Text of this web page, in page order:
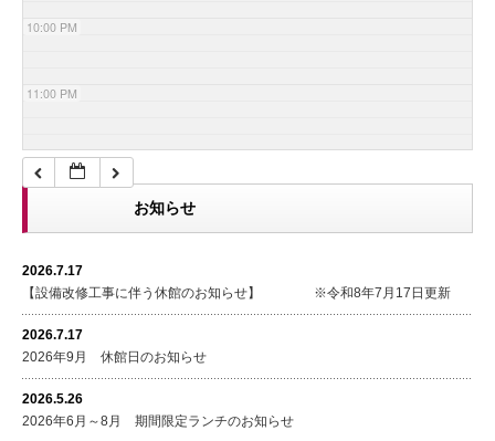
10:00 PM
11:00 PM
お知らせ
2026.7.17
【設備改修工事に伴う休館のお知らせ】 ※令和8年7月17日更新
2026.7.17
2026年9月 休館日のお知らせ
2026.5.26
2026年6月～8月 期間限定ランチのお知らせ